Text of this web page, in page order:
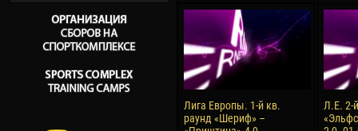
Лига Европы. 1-й кв.
раунд «Шериф» –
Л.Е. 2-